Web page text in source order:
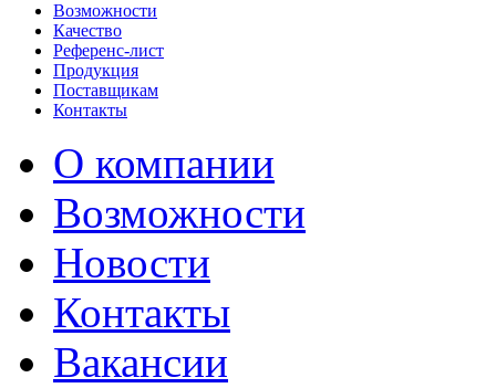
Возможности
Качество
Референс-лист
Продукция
Поставщикам
Контакты
О компании
Возможности
Новости
Контакты
Вакансии